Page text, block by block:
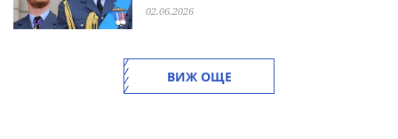
02.06.2026
ВИЖ ОЩЕ